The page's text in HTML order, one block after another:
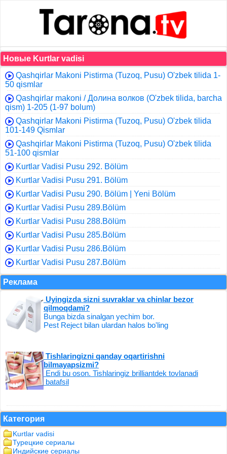
Новые Kurtlar vadisi
Qashqirlar Makoni Pistirma (Tuzoq, Pusu) O'zbek tilida 1-
50 qismlar
Qashqirlar makoni / Долина волков (O'zbek tilida, barcha
qism) 1-205 (1-97 bolum)
Qashqirlar Makoni Pistirma (Tuzoq, Pusu) O'zbek tilida
101-149 Qismlar
Qashqirlar Makoni Pistirma (Tuzoq, Pusu) O'zbek tilida
51-100 qismlar
Kurtlar Vadisi Pusu 292. Bölüm
Kurtlar Vadisi Pusu 291. Bölüm
Kurtlar Vadisi Pusu 290. Bölüm | Yeni Bölüm
Kurtlar Vadisi Pusu 289.Bölüm
Kurtlar Vadisi Pusu 288.Bölüm
Kurtlar Vadisi Pusu 285.Bölüm
Kurtlar Vadisi Pusu 286.Bölüm
Kurtlar Vadisi Pusu 287.Bölüm
Реклама
Uyingizda sizni suvraklar va chinlar bezor
qilmoqdami?
Bunga bizda sinalgan yechim bor.
Pest Reject bilan ulardan halos bo'ling
Tishlaringizni qanday oqartirishni
bilmayapsizmi?
Endi bu oson. Tishlaringiz brilliantdek tovlanadi
batafsil
Категория
Kurtlar vadisi
Турецкие сериалы
Индийские сериалы